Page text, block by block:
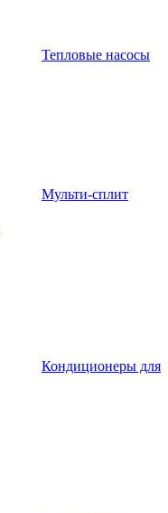
Тепловые насосы
Мульти-сплит
Кондиционеры для